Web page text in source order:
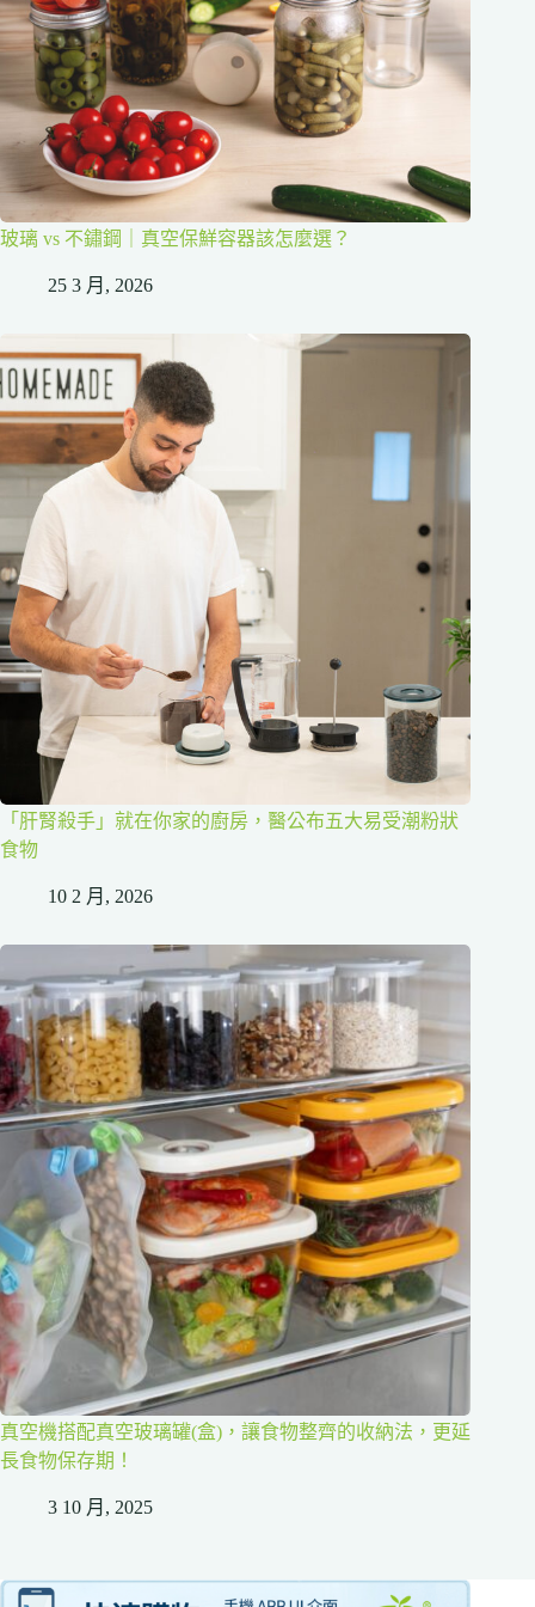
玻璃 vs 不鏽鋼｜真空保鮮容器該怎麼選？
25 3 月, 2026
「肝腎殺手」就在你家的廚房，醫公布五大易受潮粉狀
食物
10 2 月, 2026
真空機搭配真空玻璃罐(盒)，讓食物整齊的收納法，更延
長食物保存期！
3 10 月, 2025